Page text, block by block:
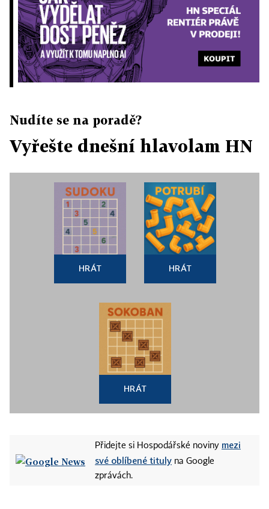
Nudíte se na poradě?
Vyřešte dnešní hlavolam HN
HRÁT HRÁT
HRÁT
Přidejte si Hospodářské noviny mezi
své oblíbené tituly na Google
zprávách.